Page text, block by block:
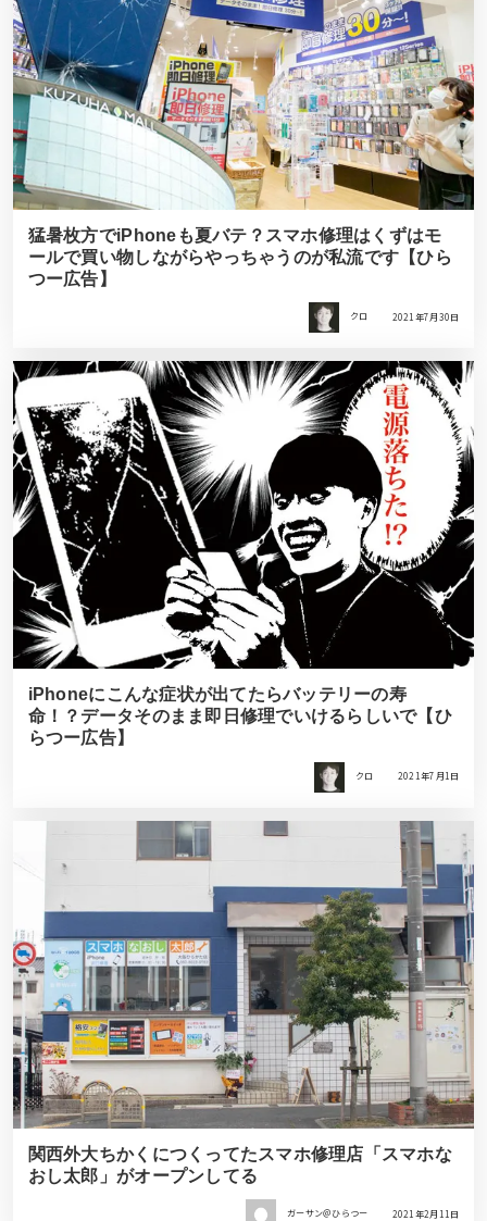
猛暑枚方でiPhoneも夏バテ？スマホ修理はくずはモ
ールで買い物しながらやっちゃうのが私流です【ひら
つー広告】
クロ 2021年7月30日
iPhoneにこんな症状が出てたらバッテリーの寿
命！？データそのまま即日修理でいけるらしいで【ひ
らつー広告】
クロ 2021年7月1日
関西外大ちかくにつくってたスマホ修理店「スマホな
おし太郎」がオープンしてる
ガーサン＠ひらつー 2021年2月11日